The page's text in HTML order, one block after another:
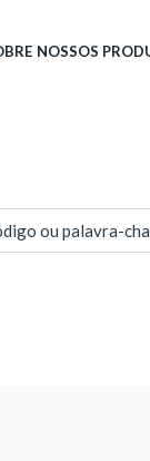
NOSSOS
ou palavra-